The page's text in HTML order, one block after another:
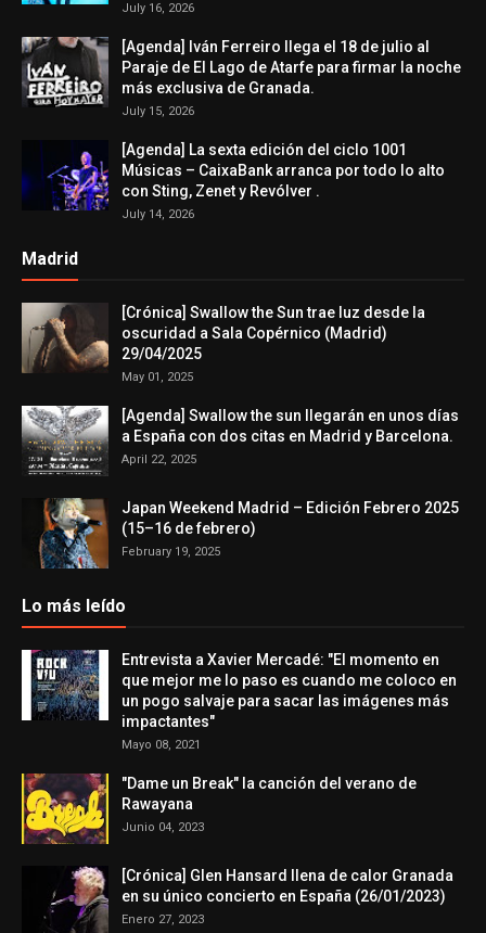
July 16, 2026
[Agenda] Iván Ferreiro llega el 18 de julio al
Paraje de El Lago de Atarfe para firmar la noche
más exclusiva de Granada.
July 15, 2026
[Agenda] La sexta edición del ciclo 1001
Músicas – CaixaBank arranca por todo lo alto
con Sting, Zenet y Revólver .
July 14, 2026
Madrid
[Crónica] Swallow the Sun trae luz desde la
oscuridad a Sala Copérnico (Madrid)
29/04/2025
May 01, 2025
[Agenda] Swallow the sun llegarán en unos días
a España con dos citas en Madrid y Barcelona.
April 22, 2025
Japan Weekend Madrid – Edición Febrero 2025
(15–16 de febrero)
February 19, 2025
Lo más leído
Entrevista a Xavier Mercadé: "El momento en
que mejor me lo paso es cuando me coloco en
un pogo salvaje para sacar las imágenes más
impactantes"
Mayo 08, 2021
"Dame un Break" la canción del verano de
Rawayana
Junio 04, 2023
[Crónica] Glen Hansard llena de calor Granada
en su único concierto en España (26/01/2023)
Enero 27, 2023